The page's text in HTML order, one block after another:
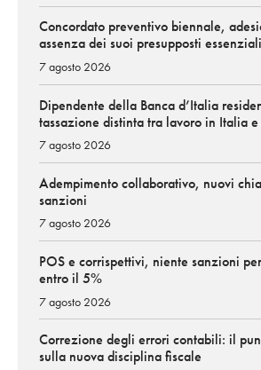
Concordato preventivo biennale,
assenza dei suoi presupposti essenziali
7 agosto 2026
Dipendente della Banca d’Italia
tassazione distinta tra lavoro in Italia
7 agosto 2026
Adempimento collaborativo, nuovi
sanzioni
7 agosto 2026
POS e corrispettivi, niente sanzioni
entro il 5%
7 agosto 2026
Correzione degli errori contabili: il
sulla nuova disciplina fiscale